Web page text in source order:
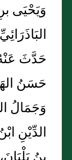
وَيَحْيَى
حَدَّثَ
حَسَنُ
وَجَمَالُ
الدِّيْنِ